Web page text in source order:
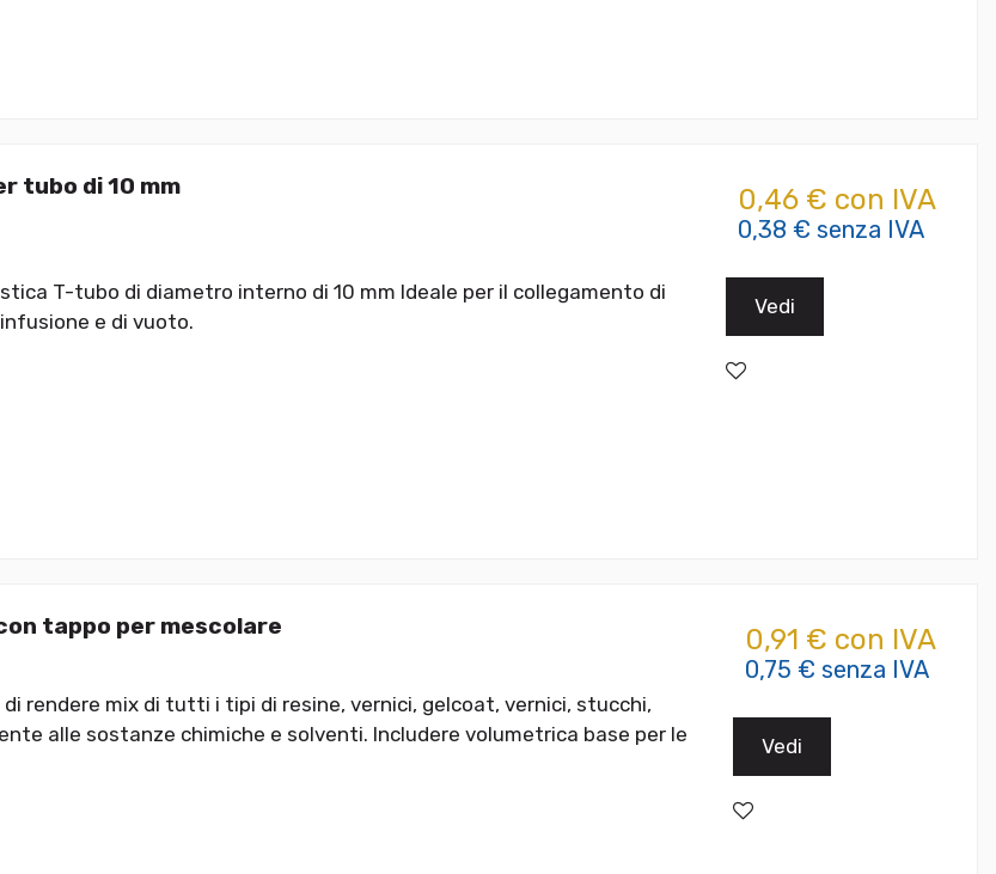
tubo di 10 mm
T-tubo di diametro interno di 10 mm Ideale per il collegamento di
e di vuoto.
0,46 € con IVA
0,38 € senza IVA
Vedi
tappo per mescolare
rendere mix di tutti i tipi di resine, vernici, gelcoat, vernici, stucchi,
alle sostanze chimiche e solventi. Includere volumetrica base per le
0,91 € con IVA
0,75 € senza IVA
Vedi